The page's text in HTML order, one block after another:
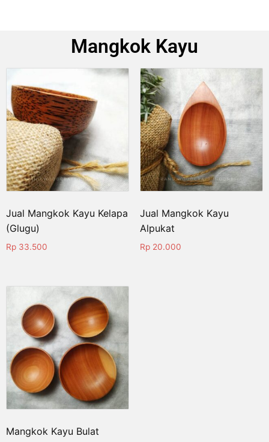
Mangkok Kayu
Jual Mangkok Kayu Kelapa
(Glugu)
Rp 33.500
Jual Mangkok Kayu
Alpukat
Rp20.000
Mangkok Kayu Bulat